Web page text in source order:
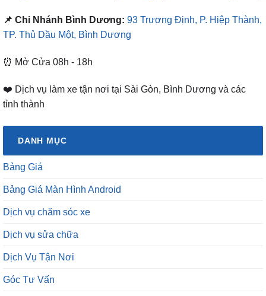
📌 Chi Nhánh Bình Dương: 93 Trương Định, P. Hiệp Thành,
TP. Thủ Dầu Một, Bình Dương
⏰ Mở Cửa 08h - 18h
❤️ Dịch vụ làm xe tận nơi tại Sài Gòn, Bình Dương và các
tỉnh thành
DANH MỤC
Bảng Giá
Bảng Giá Màn Hình Android
Dịch vụ chăm sóc xe
Dịch vụ sửa chữa
Dịch Vụ Tận Nơi
Góc Tư Vấn